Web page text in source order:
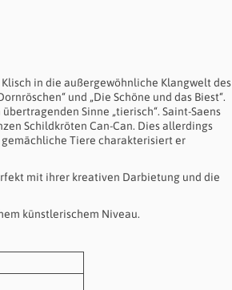
in die außergewöhnliche Klangwelt des
und „Die Schöne und das Biest“.
Sinne „tierisch“. Saint-Saens
Schildkröten Can-Can. Dies allerdings
Tiere charakterisiert er
mit ihrer kreativen Darbietung und die
künstlerischem Niveau.